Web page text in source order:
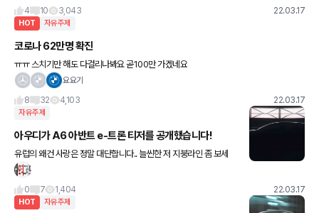
4
10 3,043 22.03.17
HOT 자유주제
코로나 62만명 확진
ㅠㅠ 스치기만 해도 다걸리나봐요 곧100만 가겠네요
요요기
8
32 4,103 22.03.17
자유주제
아우디가 A6 아반트 e-트론 티저를 공개했습니다!
유럽의 왜건 사랑은 정말 대단합니다.. 늘씬한 저 지붕라인 좀 보세
0 7 1,404 22.03.17
HOT 자유주제